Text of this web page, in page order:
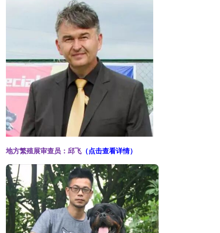
地方繁殖展审查员：邱飞 （点击查看详情）